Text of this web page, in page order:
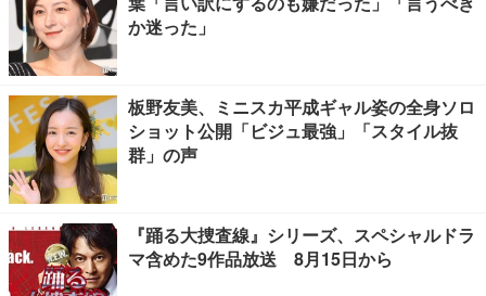
か迷った」
板野友美、ミニスカ平成ギャル姿の全身ソロ
ショット公開「ビジュ最強」「スタイル抜
群」の声
『踊る大捜査線』シリーズ、スペシャルドラ
マ含めた9作品放送 8月15日から